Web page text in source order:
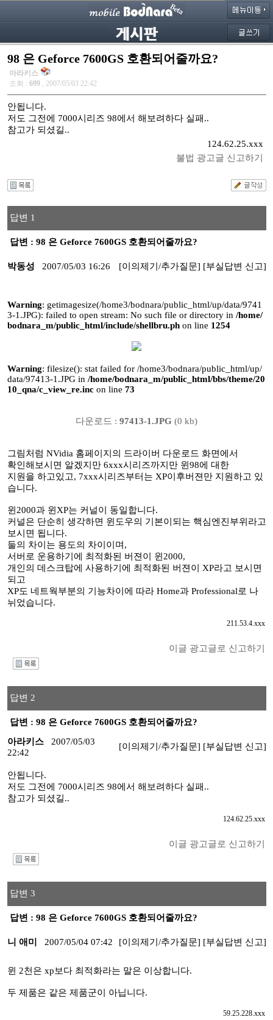
98 은 Geforce 7600GS 호환되어줄까요?
아라키스
조회 : 699 , 2007/05/03 22:42
안됩니다.
저도 그전에 7000시리즈 98에서 해보려하다 실패..
참고가 되셨길..
124.62.25.xxx
불법 광고글 신고하기
답변 1
답변 : 98 은 Geforce 7600GS 호환되어줄까요?
박동성 2007/05/03 16:26 [이의제기/추가질문] [부실답변 신고]
Warning: getimagesize(/home3/bodnara/public_html/up/data/9741
3-1.JPG): failed to open stream: No such file or directory in /home/
bodnara_m/public_html/include/shellbru.phon line 1254
Warning: filesize(): stat failed for /home3/bodnara/public_html/up/
data/97413-1.JPG in /home/bodnara_m/public_html/bbs/theme/20
10_qna/c_view_re.incon line 73
다운로드 : 97413-1.JPG (0 kb)
그림처럼 NVidia 홈페이지의 드라이버 다운로드 화면에서
확인해보시면 알겠지만 6xxx시리즈까지만 윈98에 대한
지원을 하고있고, 7xxx시리즈부터는 XP이후버젼만 지원하고 있
습니다.
윈2000과 윈XP는 커널이 동일합니다.
커널은 단순히 생각하면 윈도우의 기본이되는 핵심엔진부위라고
보시면 됩니다.
둘의 차이는 용도의 차이이며,
서버로 운용하기에 최적화된 버젼이 윈2000,
개인의 데스크탑에 사용하기에 최적화된 버젼이 XP라고 보시면
되고
XP도 네트웍부분의 기능차이에 따라 Home과 Professional로 나
뉘었습니다.
211.53.4.xxx
이글 광고글로 신고하기
답변 2
답변 : 98 은 Geforce 7600GS 호환되어줄까요?
아라키스
2007/05/03
22:42
[이의제기/추가질문] [부실답변 신고]
안됩니다.
저도 그전에 7000시리즈 98에서 해보려하다 실패..
참고가 되셨길..
124.62.25.xxx
이글 광고글로 신고하기
답변 3
답변 : 98 은 Geforce 7600GS 호환되어줄까요?
니 애미 2007/05/04 07:42 [이의제기/추가질문] [부실답변 신고]
윈 2천은 xp보다 최적화라는 말은 이상합니다.
두 제품은 같은 제품군이 아닙니다.
59.25.228.xxx